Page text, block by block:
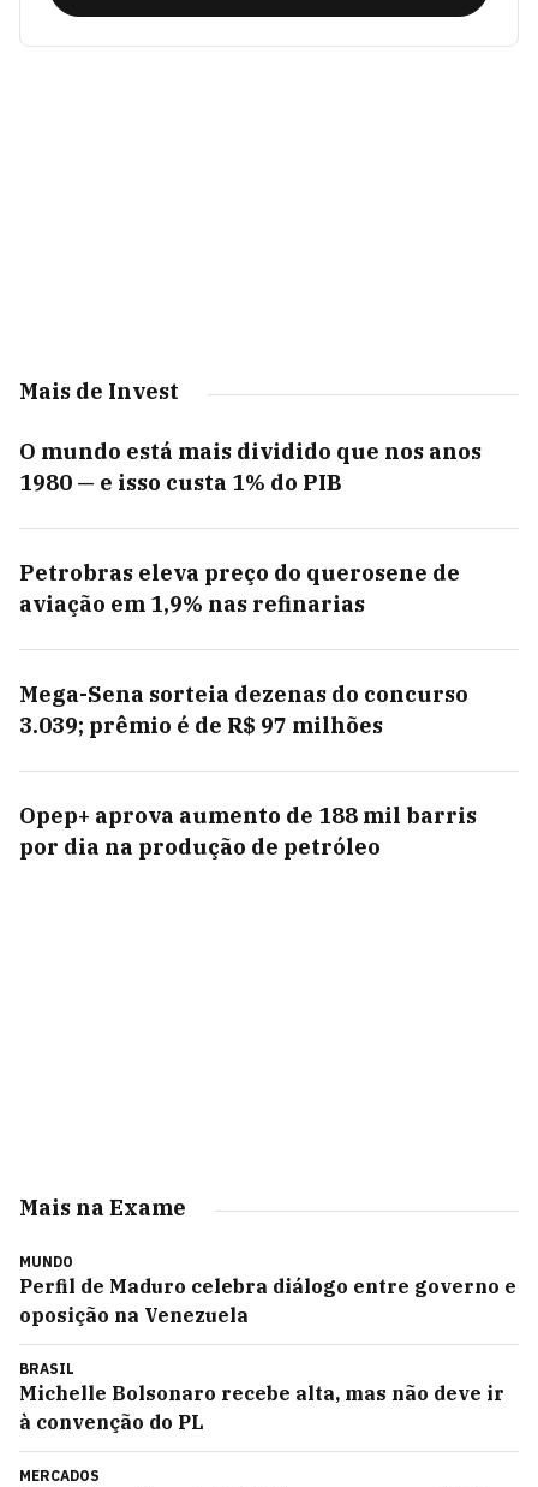
Mais de Invest
O mundo está mais dividido que nos anos
1980 — e isso custa 1% do PIB
Petrobras eleva preço do querosene de
aviação em 1,9% nas refinarias
Mega-Sena sorteia dezenas do concurso
3.039; prêmio é de R$ 97 milhões
Opep+ aprova aumento de 188 mil barris
por dia na produção de petróleo
Mais na Exame
MUNDO
Perfil de Maduro celebra diálogo entre governo e
oposição na Venezuela
BRASIL
Michelle Bolsonaro recebe alta, mas não deve ir
à convenção do PL
MERCADOS